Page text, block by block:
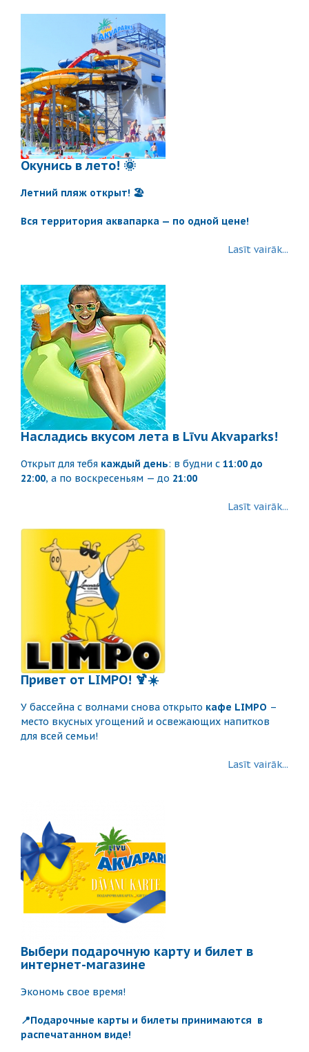
Окунись в лето! 🌞
Летний пляж открыт! 🏖️
Вся территория аквапарка — по одной цене!
Lasīt vairāk...
Насладись вкусом лета в Līvu Akvaparks!
Открыт для тебя каждый день: в будни с 11:00 до
22:00, а по воскресеньям — до 21:00
Lasīt vairāk...
Привет от LIMPO! 🍹☀️
У бассейна с волнами снова открыто кафе LIMPO –
место вкусных угощений и освежающих напитков
для всей семьи!
Lasīt vairāk...
Выбери подарочную карту и билет в
интернет-магазине
Экономь свое время!
📍Подарочные карты и билеты принимаются в
распечатанном виде!